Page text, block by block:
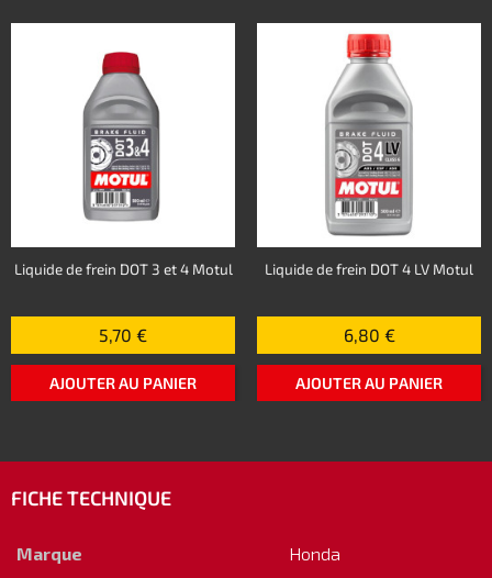
Liquide de frein DOT 3 et 4 Motul
5,70 €
AJOUTER AU PANIER
Liquide de frein DOT 4 LV Motul
6,80 €
AJOUTER AU PANIER
FICHE TECHNIQUE
Marque
Honda